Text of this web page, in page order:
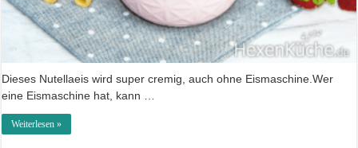
Dieses Nutellaeis wird super cremig, auch ohne Eismaschine.Wer
eine Eismaschine hat, kann …
Weiterlesen »